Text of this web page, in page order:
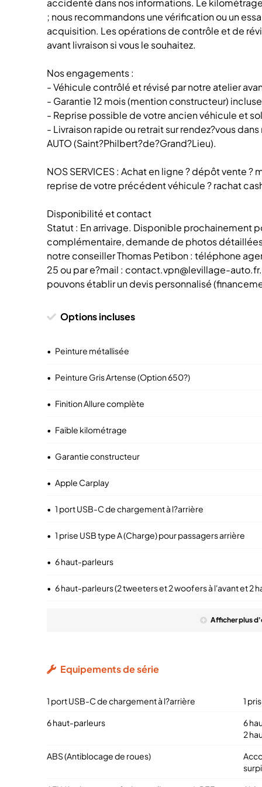
accidenté dans nos informations. Le
; nous recommandons une vérification ou un
acquisition. Les opérations de contrôle et de
avant livraison si vous le souhaitez.
Nos engagements :
- Véhicule contrôlé et révisé par notre atelier
- Garantie 12 mois (mention constructeur)
- Reprise possible de votre ancien véhicule et
- Livraison rapide ou retrait sur rendez?vous dans
AUTO (Saint?Philbert?de?Grand?Lieu).
NOS SERVICES : Achat en ligne ? dépôt vente
reprise de votre précédent véhicule ? rachat
Disponibilité et contact
Statut : En arrivage. Disponible prochainement
complémentaire, demande de photos
notre conseiller Thomas Petibon : téléphone
25 ou par e?mail : contact.vpn@levillage-
pouvons établir un devis personnalisé
Options incluses
• Peinture métallisée
• Peinture Gris Artense (Option 650?)
• Finition Allure complète
• Faible kilométrage
• Garantie constructeur
• Apple Carplay
• 1 port USB-C de chargement à l?arrière
• 1 prise USB type A (Charge) pour passagers arrière
• 6 haut-parleurs
• 6 haut-parleurs (2 tweeters et 2 woofers à l'avant et 2
Afficherplus
Equipements de série
1 port USB-C de chargement à l?arrière 1
6 haut-parleurs
6
2
ABS (Antiblocage de roues)